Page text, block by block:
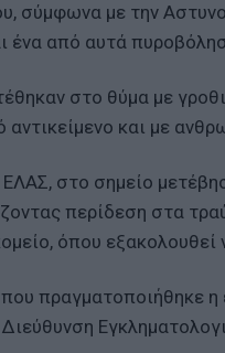
σύμφωνα με την
ένα από αυτά
στο θύμα με
αντικείμενο και με
στο σημείο
περίδεση στα
όπου εξακολουθεί
πραγματοποιήθηκε